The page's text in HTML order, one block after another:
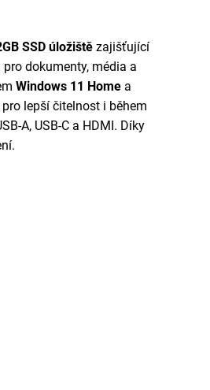
SSD úložištězajišťující
dokumenty, média a
Windows 11 Homea
lepší čitelnost i během
A, USB-C a HDMI. Díky